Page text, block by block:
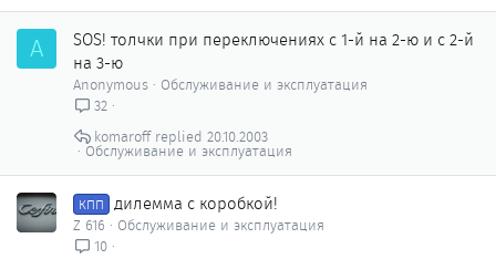
A
SOS! толчки при переключениях с 1-й на 2-ю и с 2-й
на 3-ю
Anonymous
Обслуживание и эксплуатация
32
Обслуживание и эксплуатация
20.10.2003
komaroff
КПП дилемма с коробкой!
Z 616
Обслуживание и эксплуатация
10